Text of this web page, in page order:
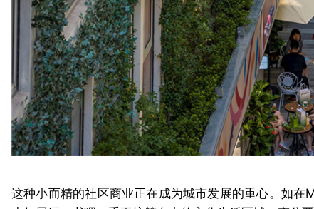
这种小而精的社区商业正在成为城市发展的重心。如